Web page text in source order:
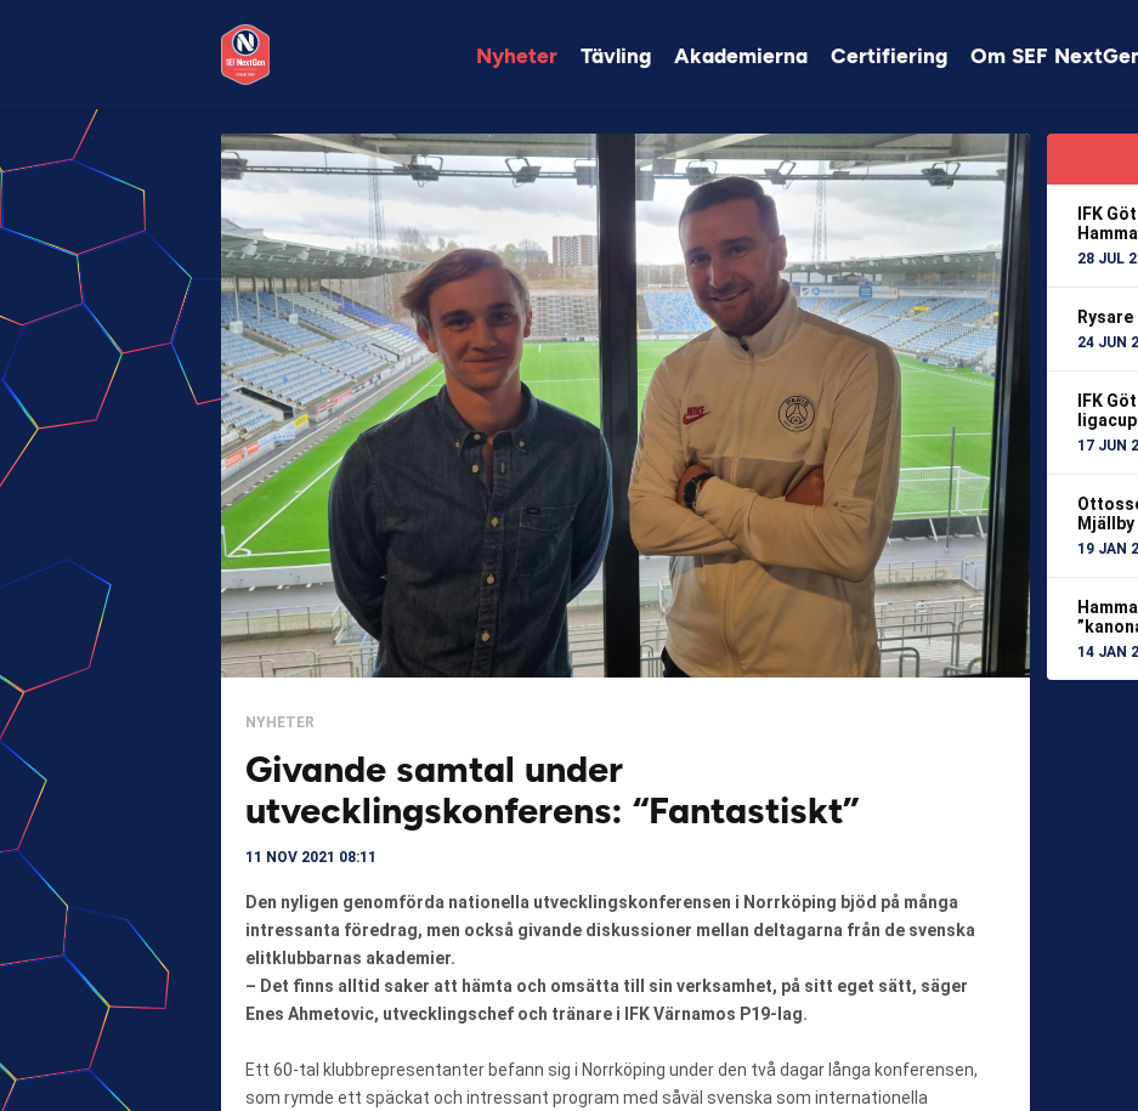
Nyheter Tävling Akademierna Certifiering Om SEF
NYHETER
Givande samtal under
utvecklingskonferens: “Fantastiskt”
11 NOV 2021 08:11
Den nyligen genomförda nationella utvecklingskonferensen i Norrköping bjöd på många
intressanta föredrag, men också givande diskussioner mellan deltagarna från de svenska
elitklubbarnas akademier.
– Det finns alltid saker att hämta och omsätta till sin verksamhet, på sitt eget sätt, säger
Enes Ahmetovic, utvecklingschef och tränare i IFK Värnamos P19-lag.
Ett 60-tal klubbrepresentanter befann sig i Norrköping under den två dagar långa konferensen,
som rymde ett späckat och intressant program med såväl svenska som internationella
IFK
28 JUL
24 JUN
IFK
17 JUN
Mjällby
19 JAN
14 JAN